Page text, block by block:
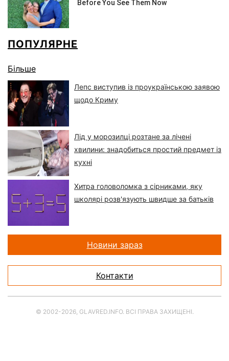
ПОПУЛЯРНЕ
Більше
Лепс виступив із проукраїнською заявою
щодо Криму
Лід у морозилці розтане за лічені
хвилини: знадобиться простий предмет із
кухні
Хитра головоломка з сірниками, яку
школярі розв'язують швидше за батьків
Новини зараз
Контакти
© 2002-2026, GLAVRED.INFO. ВСІ ПРАВА ЗАХИЩЕНІ.